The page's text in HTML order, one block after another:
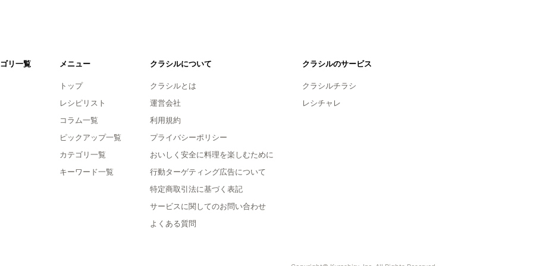
リ一覧 メニュー
トップ
レシピリスト
コラム一覧
ピックアップ一覧
カテゴリ一覧
キーワード一覧
クラシルについて
クラシルとは
運営会社
利用規約
プライバシーポリシー
おいしく安全に料理を楽しむために
行動ターゲティング広告について
特定商取引法に基づく表記
サービスに関してのお問い合わせ
よくある質問
クラシルのサービス
クラシルチラシ
レシチャレ